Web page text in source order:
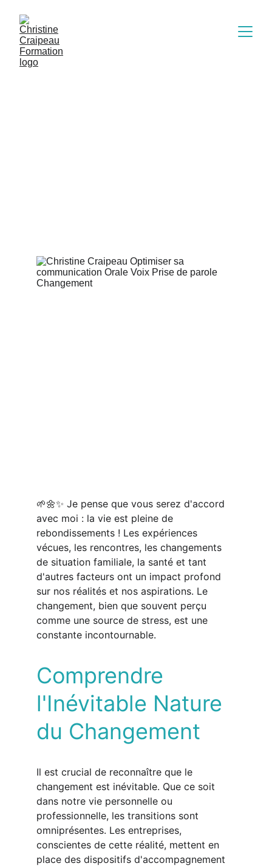
🌱🌼✨ Je pense que vous serez d'accord
avec moi : la vie est pleine de
rebondissements ! Les expériences
vécues, les rencontres, les changements
de situation familiale, la santé et tant
d'autres facteurs ont un impact profond
sur nos réalités et nos aspirations. Le
changement, bien que souvent perçu
comme une source de stress, est une
constante incontournable.
Comprendre
l'Inévitable Nature
du Changement
Il est crucial de reconnaître que le
changement est inévitable. Que ce soit
dans notre vie personnelle ou
professionnelle, les transitions sont
omniprésentes. Les entreprises,
conscientes de cette réalité, mettent en
place des dispositifs d'accompagnement